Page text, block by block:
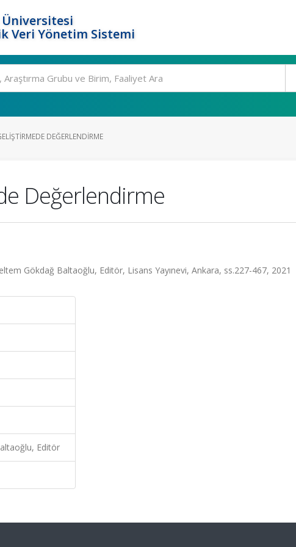
Veri Yönetim Sistemi
DEĞERLENDIRME
Değerlendirme
Gökdağ Baltaoğlu, Editör, Lisans Yayınevi, Ankara, ss.227-467, 2021
Editör